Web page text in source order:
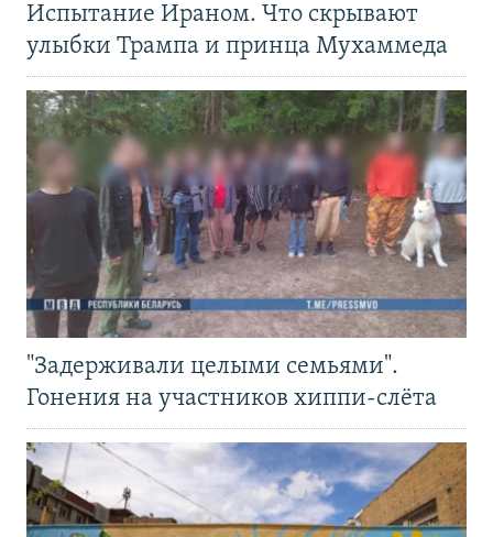
Испытание Ираном. Что скрывают
улыбки Трампа и принца Мухаммеда
"Задерживали целыми семьями".
Гонения на участников хиппи-слёта